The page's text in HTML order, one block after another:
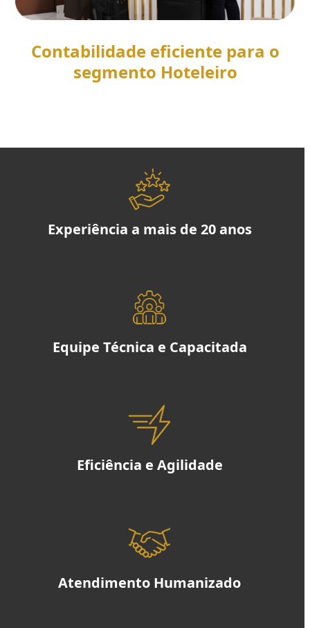
Contabilidade eficiente para o
segmento Hoteleiro
Experiência a mais de 20 anos
Equipe Técnica e Capacitada
Eficiência e Agilidade
Atendimento Humanizado